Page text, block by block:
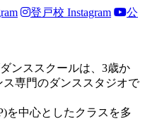
登戸校 Instagram
公
ンススクールは、3歳か
専門のダンススタジオで
を中心としたクラスを多